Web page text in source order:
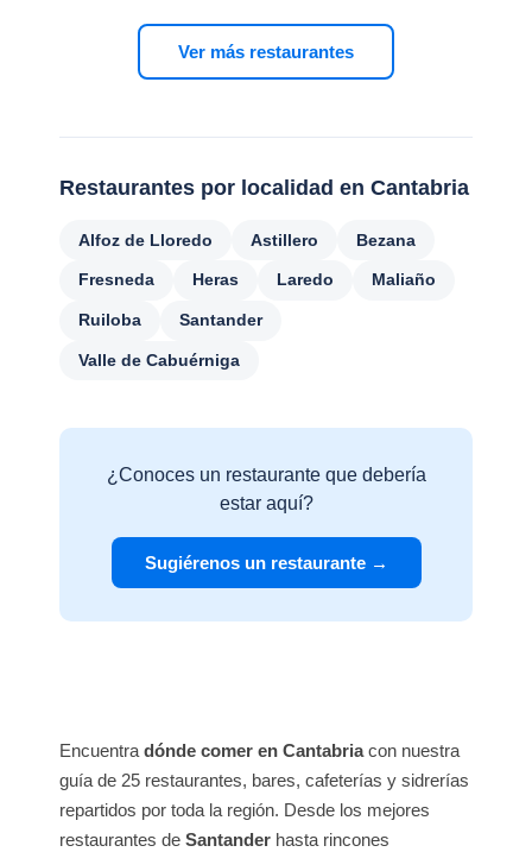
Ver más restaurantes
Restaurantes por localidad en Cantabria
Alfoz de Lloredo Astillero Bezana
Fresneda Heras Laredo Maliaño
Ruiloba Santander
Valle de Cabuérniga
¿Conoces un restaurante que debería
estar aquí?
Sugiérenos un restaurante →
Encuentra dónde comer en Cantabriacon nuestra
guía de 25 restaurantes, bares, cafeterías y sidrerías
repartidos por toda la región. Desde los mejores
restaurantes de Santander hasta rincones